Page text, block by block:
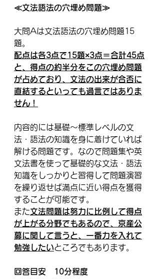
≪文法語法の穴埋め問題≫
大問Aは文法語法の穴埋め問題15
題。
配点は各3点で15題×3点＝合計45点
と、得点の約半分をこの穴埋め問題
が占めており、文法の出来が合否に
直結するといっても過言ではありま
せん！
内容的には基礎～標準レベルの文
法・語法の知識を身に着けていれば
解ける問題です。なので問題集や英
文法書を使って基礎的な文法・語法
知識をしっかりと習得して問題演習
を繰り返せば満点に近い得点を獲得
することが可能です。
また文法問題は努力に比例して得点
が上がる分野でもあるので、京産公
募に関して言うと、一番力を入れて
勉強したいところでもあります。
回答目安　10分程度